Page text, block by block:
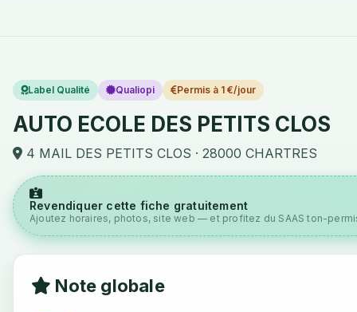
Label Qualité Qualiopi Permis à 1 €/jour
AUTO ECOLE DES PETITS CLOS
4 MAIL DES PETITS CLOS · 28000 CHARTRES
Revendiquer cette fiche gratuitement
Ajoutez horaires, photos, site web — et profitez du SAAS ton-
Note globale